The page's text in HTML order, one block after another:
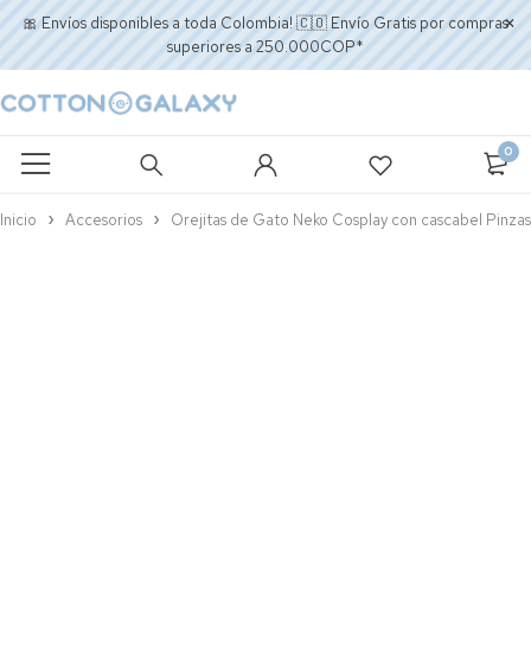
🎀 Envíos disponibles a toda Colombia! 🇨🇴 Envío Gratis por compras
superiores a 250.000COP*
0
Inicio Accesorios Orejitas de Gato Neko Cosplay con cascabel Pinzas